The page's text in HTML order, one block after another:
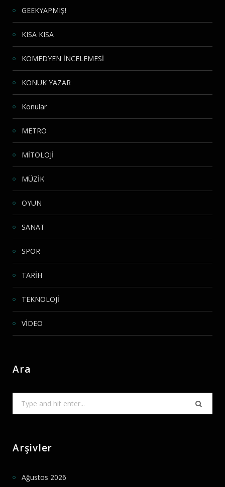
GEEKYAPMIŞ!
KISA KISA
KOMEDYEN İNCELEMESİ
KONUK YAZAR
Konular
METRO
MİTOLOJİ
MÜZİK
OYUN
SANAT
SPOR
TARİH
TEKNOLOJİ
VİDEO
Ara
for:
Arşivler
Ağustos 2026